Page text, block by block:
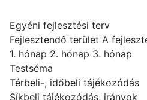
Egyéni fejlesztési terv
Fejlesztendő terület A
1. hónap 2. hónap 3. hónap
Testséma
Térbeli-, időbeli tájékozódás
Síkbeli tájékozódás, irányok